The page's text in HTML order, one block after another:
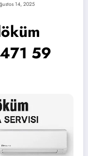
14, 2025
59